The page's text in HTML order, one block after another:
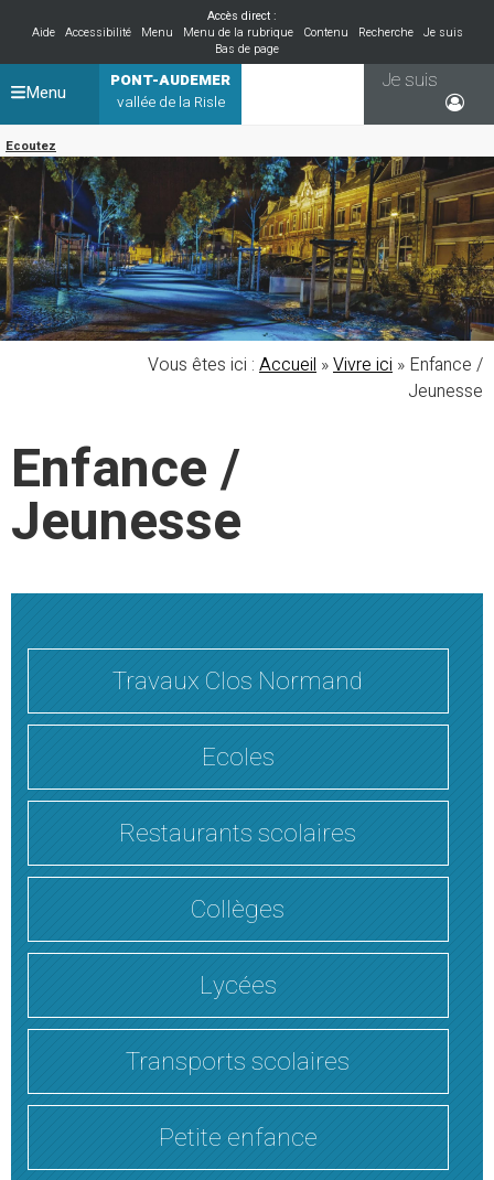
Accès direct :
Aide
Accessibilité Menu Menu de la rubrique Contenu Recherche
Je suis
Bas de page
PONT-AUDEMER
vallée de la Risle
Ecoutez
Je suis
Menu
Vous êtes ici : Accueil »Vivre ici » Enfance /
Jeunesse
Enfance /
Jeunesse
Travaux Clos Normand
Ecoles
Restaurants scolaires
Collèges
Lycées
Transports scolaires
Petite enfance